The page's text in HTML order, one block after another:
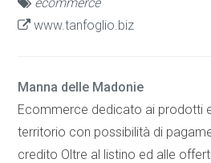
www.tanfoglio.biz
Manna delle Madonie
Ecommerce dedicato ai prodotti
territorio con possibilità di
credito Oltre al listino ed alle